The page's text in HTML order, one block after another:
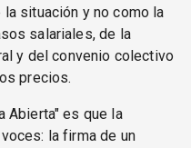
la situación y no como la
salariales, de la
y del convenio colectivo
precios.
Abierta" es que la
la firma de un